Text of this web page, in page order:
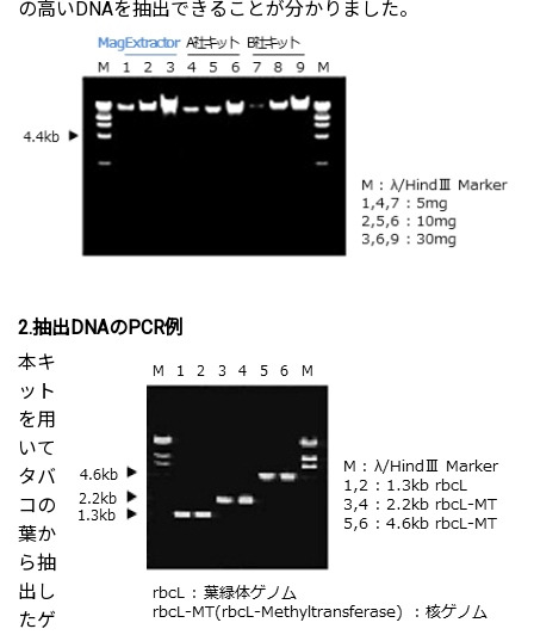
の高いDNAを抽出できることが分かりました。
2.抽出DNAのPCR例
本キ
ット
を用
いて
タバ
コの
葉か
ら抽
出し
たゲ